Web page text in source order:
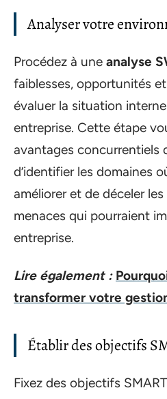
Analyser votre
Procédez à une analyse
faiblesses, opportunités
évaluer la situation
entreprise. Cette étape
avantages concurrentiels
d’identifier les domaines
améliorer et de déceler
menaces qui pourraient
entreprise.
Lire également :
transformer votre
Établir des objectifs
Fixez des objectifs